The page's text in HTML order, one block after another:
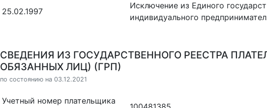
25.02.1997
Исключение из Единого
индивидуального
СВЕДЕНИЯ ИЗ ГОСУДАРСТВЕННОГО РЕЕСТРА
ОБЯЗАННЫХ ЛИЦ) (ГРП)
по состоянию на 03.12.2021
Учетный номер плательщика